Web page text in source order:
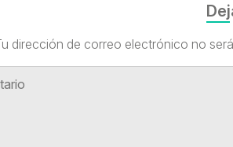
dirección de correo electrónico no